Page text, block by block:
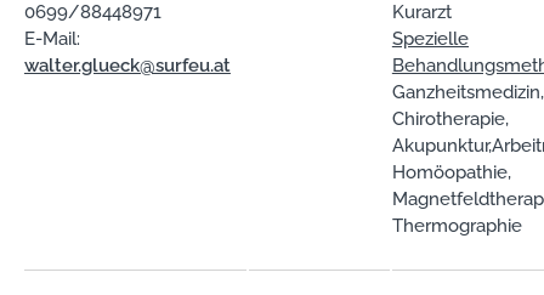
0699/88448971
E-Mail:
walter.glueck@surfeu.at
Kurarzt
Spezielle
Ganzheitsmedizin,
Chirotherapie,
Homöopathie,
Thermographie